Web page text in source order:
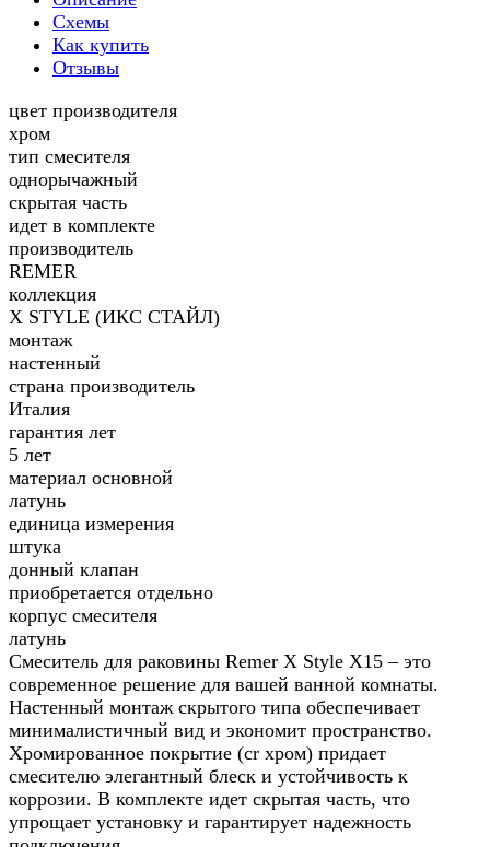
Схемы
Как купить
Отзывы
цвет производителя
хром
тип смесителя
однорычажный
скрытая часть
идет в комплекте
производитель
REMER
коллекция
X STYLE (ИКС СТАЙЛ)
монтаж
настенный
страна производитель
Италия
гарантия лет
5 лет
материал основной
латунь
единица измерения
штука
донный клапан
приобретается отдельно
корпус смесителя
латунь
Смеситель для раковины Remer X Style X15 – это
современное решение для вашей ванной комнаты.
Настенный монтаж скрытого типа обеспечивает
минималистичный вид и экономит пространство.
Хромированное покрытие (cr хром) придает
смесителю элегантный блеск и устойчивость к
коррозии. В комплекте идет скрытая часть, что
упрощает установку и гарантирует надежность